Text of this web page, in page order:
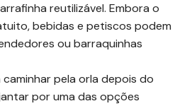
reutilizável. Embora o
bebidas e petiscos podem
ou barraquinhas
pela orla depois do
por uma das opções